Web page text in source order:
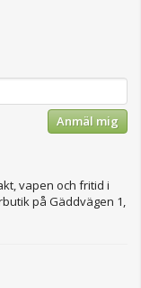
Anmäl mig
vapen och fritid i
på Gäddvägen 1,